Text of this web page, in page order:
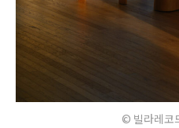
© 빌라레코